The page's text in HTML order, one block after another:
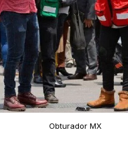
Obturador MX